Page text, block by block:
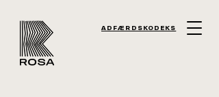
ADFÆRDSKODEKS